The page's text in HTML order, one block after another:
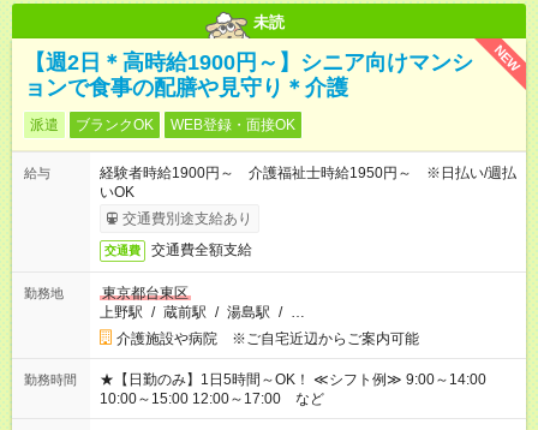
未読
NEW
【週2日＊高時給1900円～】シニア向けマンシ
ョンで食事の配膳や見守り＊介護
派遣 ブランクOK WEB登録・面接OK
給与
経験者時給1900円～ 介護福祉士時給1950円～ ※日払い/週払
いOK
交通費別途支給あり
交通費 交通費全額支給
勤務地
東京都台東区
上野駅 / 蔵前駅 / 湯島駅 / …
介護施設や病院 ※ご自宅近辺からご案内可能
勤務時間
★【日勤のみ】1日5時間～OK！ ≪シフト例≫ 9:00～14:00
10:00～15:00 12:00～17:00 など